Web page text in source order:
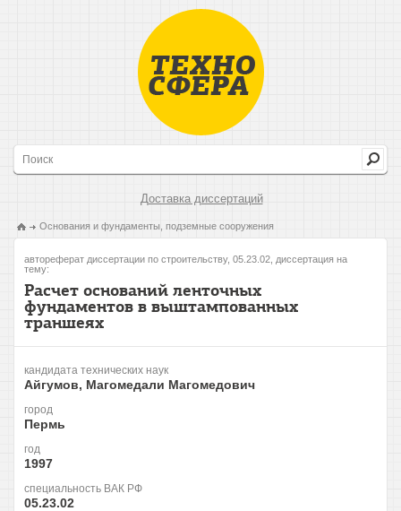
Доставка диссертаций
Основания и фундаменты, подземные сооружения
автореферат диссертации по строительству, 05.23.02, диссертация на
тему:
Расчет оснований ленточных
фундаментов в выштампованных
траншеях
кандидата технических наук
Айгумов, Магомедали Магомедович
город
Пермь
год
1997
специальность ВАК РФ
05.23.02